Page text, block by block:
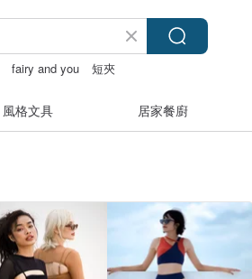
fairy and you 短夾
風格文具 居家餐廚